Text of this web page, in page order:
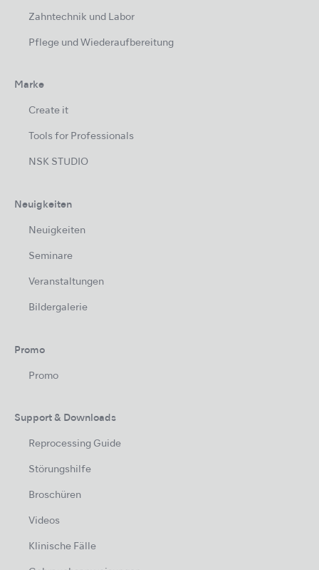
Zahntechnik und Labor
Pflege und Wiederaufbereitung
Marke
Create it
Tools for Professionals
NSK STUDIO
Neuigkeiten
Neuigkeiten
Seminare
Veranstaltungen
Bildergalerie
Promo
Promo
Support & Downloads
Reprocessing Guide
Störungshilfe
Broschüren
Videos
Klinische Fälle